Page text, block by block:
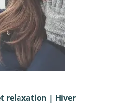
relaxation | Hiver